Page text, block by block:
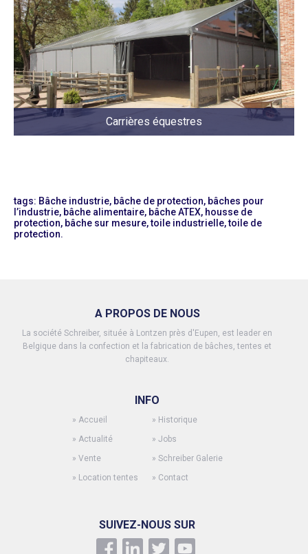
Carrières équestres
tags: Bâche industrie, bâche de protection, bâches pour
l’industrie, bâche alimentaire, bâche ATEX, housse de
protection, bâche sur mesure, toile industrielle, toile de
protection.
A PROPOS DE NOUS
La société Schreiber, située à Lontzen près d'Eupen, est leader en
Belgique dans la confection et la fabrication de bâches, tentes et
chapiteaux.
INFO
» Accueil
» Actualité
» Vente
» Location tentes
» Historique
» Jobs
» Schreiber Galerie
» Contact
SUIVEZ-NOUS SUR